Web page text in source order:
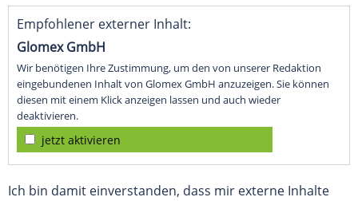
Empfohlener externer Inhalt:
Glomex GmbH
Wir benötigen Ihre Zustimmung, um den von unserer Redaktion
eingebundenen Inhalt von Glomex GmbH anzuzeigen. Sie können
diesen mit einem Klick anzeigen lassen und auch wieder
deaktivieren.
jetzt aktivieren
Ich bin damit einverstanden, dass mir externe Inhalte